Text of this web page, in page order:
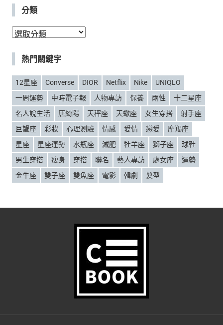
分類
分
熱門關鍵字
12星座 Converse DIOR Netflix Nike
UNIQLO
一周運勢
中時電子報 人物專訪 保養 兩性
十二星座
名人說生活
唐綺陽 天秤座 天蠍座 女生穿搭
射手座
巨蟹座
彩妝 心理測驗 情感 愛情 戀愛
摩羯座
星座
星座運勢 水瓶座 減肥 牡羊座 獅子座
球鞋
男生穿搭
瘦身 穿搭 聯名 藝人專訪 處女座
運勢
金牛座
雙子座 雙魚座 電影 韓劇 髮型